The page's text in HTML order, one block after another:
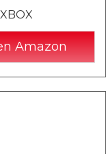
Amazon